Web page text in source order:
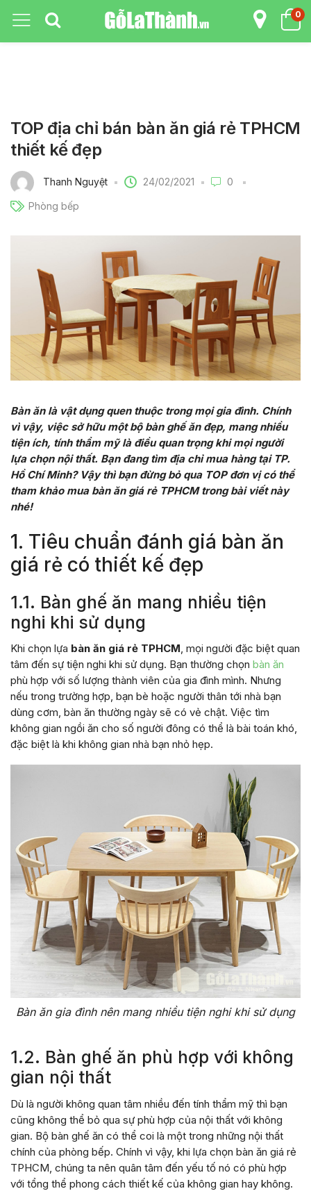
0
TOP địa chỉ bán bàn ăn giá rẻ TPHCM
thiết kế đẹp
Thanh Nguyệt 24/02/2021 0
Phòng bếp
Bàn ăn là vật dụng quen thuộc trong mọi gia đình. Chính
vì vậy, việc sở hữu một bộ bàn ghế ăn đẹp, mang nhiều
tiện ích, tính thẩm mỹ là điều quan trọng khi mọi người
lựa chọn nội thất. Bạn đang tìm địa chỉ mua hàng tại TP.
Hồ Chí Minh? Vậy thì bạn đừng bỏ qua TOP đơn vị có thể
tham khảo mua bàn ăn giá rẻ TPHCM trong bài viết này
nhé!
1. Tiêu chuẩn đánh giá bàn ăn
giá rẻ có thiết kế đẹp
1.1. Bàn ghế ăn mang nhiều tiện
nghi khi sử dụng
Khi chọn lựa bàn ăn giá rẻ TPHCM, mọi người đặc biệt quan
tâm đến sự tiện nghi khi sử dụng. Bạn thường chọn bàn ăn
phù hợp với số lượng thành viên của gia đình mình. Nhưng
nếu trong trường hợp, bạn bè hoặc người thân tới nhà bạn
dùng cơm, bàn ăn thường ngày sẽ có vẻ chật. Việc tìm
không gian ngồi ăn cho số người đông có thể là bài toán khó,
đặc biệt là khi không gian nhà bạn nhỏ hẹp.
Bàn ăn gia đình nên mang nhiều tiện nghi khi sử dụng
1.2. Bàn ghế ăn phù hợp với không
gian nội thất
Dù là người không quan tâm nhiều đến tính thẩm mỹ thì bạn
cũng không thể bỏ qua sự phù hợp của nội thất với không
gian. Bộ bàn ghế ăn có thể coi là một trong những nội thất
chính của phòng bếp. Chính vì vậy, khi lựa chọn bàn ăn giá rẻ
TPHCM, chúng ta nên quân tâm đến yếu tố nó có phù hợp
với tổng thể phong cách thiết kế của không gian hay không.